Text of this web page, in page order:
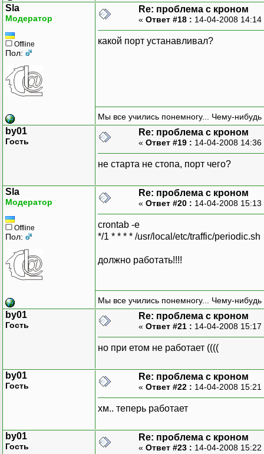
Sla
Модератор
Offline
Пол:
Re: проблема с кроном
« Ответ #18 : 14-04-2008
какой порт устанавливал?
Мы все учились понемногу... Чему-нибудь
by01
Гость
Re: проблема с кроном
« Ответ #19 : 14-04-2008
не старта не стопа, порт чего?
Sla
Модератор
Offline
Пол:
Re: проблема с кроном
« Ответ #20 : 14-04-2008
crontab -e
*/1 * * * * /usr/local/etc/traffic/periodic.sh
должно работать!!!!
Мы все учились понемногу... Чему-нибудь
by01
Гость
Re: проблема с кроном
« Ответ #21 : 14-04-2008
но при етом не работает ((((
by01
Гость
Re: проблема с кроном
« Ответ #22 : 14-04-2008
хм.. теперь работает
by01
Гость
Re: проблема с кроном
« Ответ #23 : 14-04-2008